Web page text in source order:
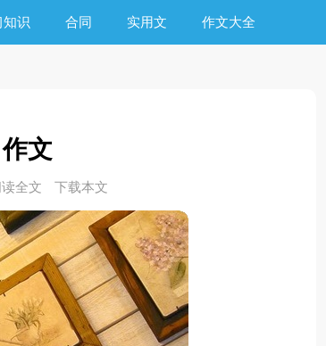
知识 合同 实用文 作文大全
文
全文 下载本文